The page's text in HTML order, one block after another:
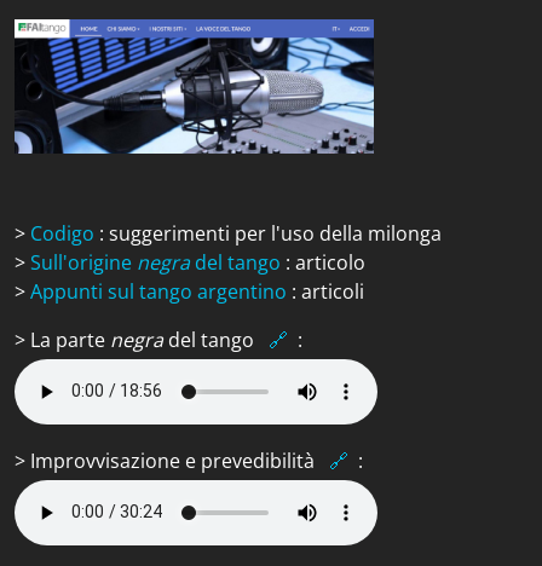
> Codigo : suggerimenti per l'uso della milonga
>Sull'origine negra del tango : articolo
>Appunti sul tango argentino : articoli
> La parte negradel tango 🔗 :
> Improvvisazione e prevedibilità 🔗 :